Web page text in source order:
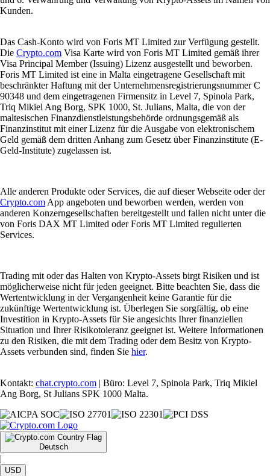
Kunden.
Das Cash-Konto wird von Foris MT Limited zur Verfügung gestellt.
Die Crypto.com Visa Karte wird von Foris MT Limited gemäß ihrer
Visa Principal Member (Issuing) Lizenz ausgestellt und beworben.
Foris MT Limited ist eine in Malta eingetragene Gesellschaft mit
beschränkter Haftung mit der Unternehmensregistrierungsnummer C
90348 und dem eingetragenen Firmensitz in Level 7, Spinola Park,
Triq Mikiel Ang Borg, SPK 1000, St. Julians, Malta, die von der
maltesischen Finanzdienstleistungsbehörde ordnungsgemäß als
Finanzinstitut mit einer Lizenz für die Ausgabe von elektronischem
Geld gemäß dem dritten Anhang zum Gesetz über Finanzinstitute (E-
Geld-Institute) zugelassen ist.
Alle anderen Produkte oder Services, die auf dieser Webseite oder der
Crypto.comApp angeboten und beworben werden, werden von
anderen Konzerngesellschaften bereitgestellt und fallen nicht unter die
von Foris DAX MT Limited oder Foris MT Limited regulierten
Services.
Trading mit oder das Halten von Krypto-Assets birgt Risiken und ist
möglicherweise nicht für jeden geeignet. Bitte beachten Sie, dass die
Wertentwicklung in der Vergangenheit keine Garantie für die
zukünftige Wertentwicklung ist. Überlegen Sie sorgfältig, ob eine
Investition in Krypto-Assets für Sie angesichts Ihrer finanziellen
Situation und Ihrer Risikotoleranz geeignet ist. Weitere Informationen
zu den Risiken, die mit dem Trading oder dem Besitz von Krypto-
Assets verbunden sind, finden Sie hier.
Kontakt: chat.crypto.com | Büro: Level 7, Spinola Park, Triq Mikiel
Ang Borg, St Julians SPK 1000 Malta.
Deutsch
|
USD